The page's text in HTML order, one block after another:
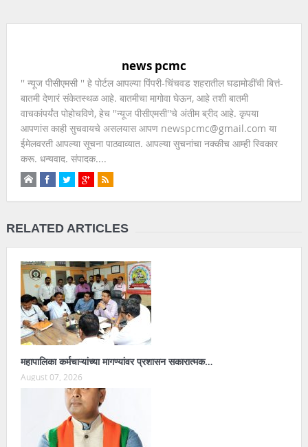
news pcmc
'' न्यूज पीसीएमसी '' हे पोर्टल आपल्या पिंपरी-चिंचवड शहरातील घडामोडींची बित्तं-
बातमी देणारं संकेतस्थळ आहे. बातमीचा मागोवा घेऊन, आहे तशी बातमी
वाचकांपर्यंत पोहोचविणे, हेच ''न्यूज पीसीएमसी''चे अंतीम ब्रीद आहे. कृपया
आपणांस काही सुचवायचे असलयास आपण newspcmc@gmail.com या
ईमेलवरती आपल्या सूचना पाठवाव्यात. आपल्या सुचनांचा नक्कीच आम्ही स्विकार
करू. धन्यवाद. संपादक....
RELATED ARTICLES
महापालिका कर्मचाऱ्यांच्या मागण्यांवर प्रशासन सकारात्मक…
August 07, 2026